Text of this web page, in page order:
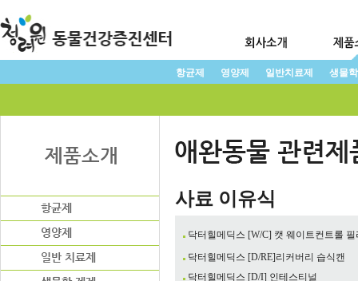
항균제 영양제 일반치료제 생물
사료 이유식
닥터힐메딕스 [W/C] 캣 웨이트컨트롤 필
닥터힐메딕스 [D/RE]리커버리 습식캔
닥터힐메딕스 [D/I] 인테스티널